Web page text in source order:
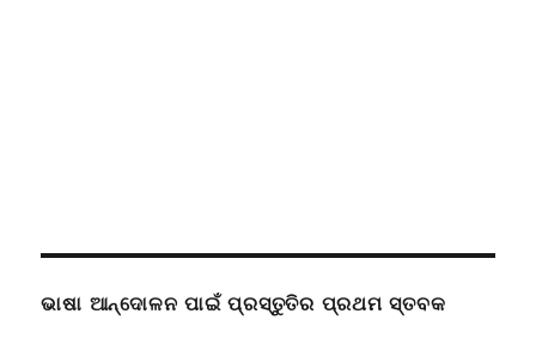
ଭାଷା ଆନ୍ଦୋଳନ ପାଇଁ ପ୍ରସ୍ତୁତିର ପ୍ରଥମ ସ୍ତବକ